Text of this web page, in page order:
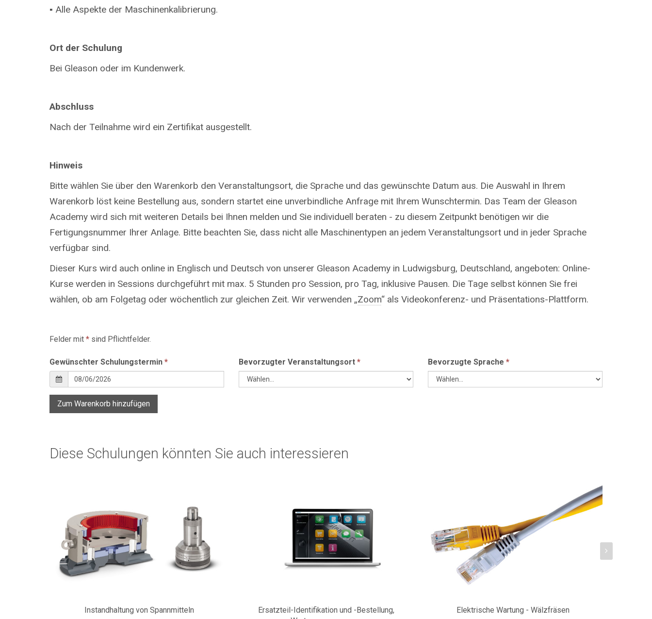
▪ Alle Aspekte der Maschinenkalibrierung.
Ort der Schulung
Bei Gleason oder im Kundenwerk.
Abschluss
Nach der Teilnahme wird ein Zertifikat ausgestellt.
Hinweis
Bitte wählen Sie über den Warenkorb den Veranstaltungsort, die Sprache und das gewünschte Datum aus. Die Auswahl in Ihrem
Warenkorb löst keine Bestellung aus, sondern startet eine unverbindliche Anfrage mit Ihrem Wunschtermin. Das Team der Gleason
Academy wird sich mit weiteren Details bei Ihnen melden und Sie individuell beraten - zu diesem Zeitpunkt benötigen wir die
Fertigungsnummer Ihrer Anlage. Bitte beachten Sie, dass nicht alle Maschinentypen an jedem Veranstaltungsort und in jeder Sprache
verfügbar sind.
Dieser Kurs wird auch online in Englisch und Deutsch von unserer Gleason Academy in Ludwigsburg, Deutschland, angeboten: Online-
Kurse werden in Sessions durchgeführt mit max. 5 Stunden pro Session, pro Tag, inklusive Pausen. Die Tage selbst können Sie frei
wählen, ob am Folgetag oder wöchentlich zur gleichen Zeit. Wir verwenden „Zoom“ als Videokonferenz- und Präsentations-Plattform.
Felder mit * sind Pflichtfelder.
Gewünschter Schulungstermin * Bevorzugter Veranstaltungsort * Bevorzugte Sprache *
Zum Warenkorb hinzufügen
Diese Schulungen könnten Sie auch interessieren
Instandhaltung von Spannmitteln
Ersatzteil-Identifikation und -Bestellung,
Elektrische Wartung - Wälzfräsen